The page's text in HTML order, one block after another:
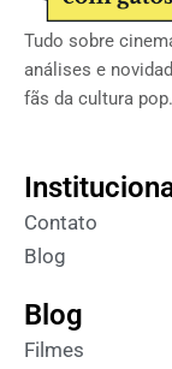
Tudo sobre
análises e
fãs da cultura pop.
Contato
Blog
Blog
Filmes